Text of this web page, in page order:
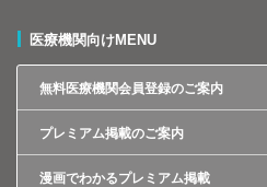
医療機関向けMENU
無料医療機関会員登録のご案内
プレミアム掲載のご案内
漫画でわかるプレミアム掲載